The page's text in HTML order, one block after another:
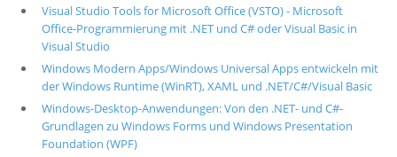
Visual Studio Tools for Microsoft Office (VSTO) - Microsoft
Office-Programmierung mit .NET und C# oder Visual Basic in
Visual Studio
Windows Modern Apps/Windows Universal Apps entwickeln mit
der Windows Runtime (WinRT), XAML und .NET/C#/Visual Basic
Windows-Desktop-Anwendungen: Von den .NET- und C#-
Grundlagen zu Windows Forms und Windows Presentation
Foundation (WPF)